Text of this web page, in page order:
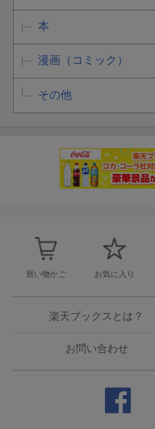
本
漫画（コミック）
その他
買い物かご お気に入り
楽天ブックスとは？
お問い合わせ